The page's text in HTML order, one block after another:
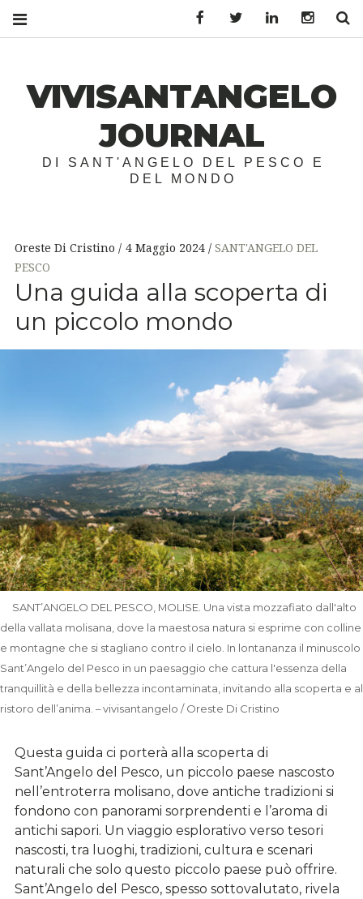
VIVISANTANGELO
JOURNAL
DI SANT'ANGELO DEL PESCO E
DEL MONDO
Oreste Di Cristino 4 Maggio 2024
SANT'ANGELO DEL
PESCO
Una guida alla scoperta di
un piccolo mondo
SANT’ANGELO DEL PESCO, MOLISE. Una vista mozzafiato dall'alto
della vallata molisana, dove la maestosa natura si esprime con colline
e montagne che si stagliano contro il cielo. In lontananza il minuscolo
Sant’Angelo del Pesco in un paesaggio che cattura l'essenza della
tranquillità e della bellezza incontaminata, invitando alla scoperta e al
ristoro dell’anima. – vivisantangelo / Oreste Di Cristino
Questa guida ci porterà alla scoperta di
Sant’Angelo del Pesco, un piccolo paese nascosto
nell’entroterra molisano, dove antiche tradizioni si
fondono con panorami sorprendenti e l’aroma di
antichi sapori. Un viaggio esplorativo verso tesori
nascosti, tra luoghi, tradizioni, cultura e scenari
naturali che solo questo piccolo paese può offrire.
Sant’Angelo del Pesco, spesso sottovalutato, rivela
FacebookTwitter LinkedIn